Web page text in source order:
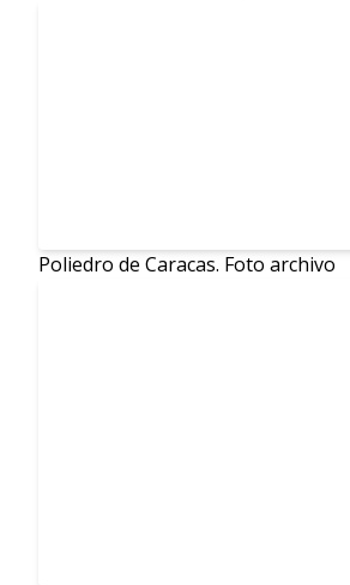
Poliedro de Caracas. Foto archivo